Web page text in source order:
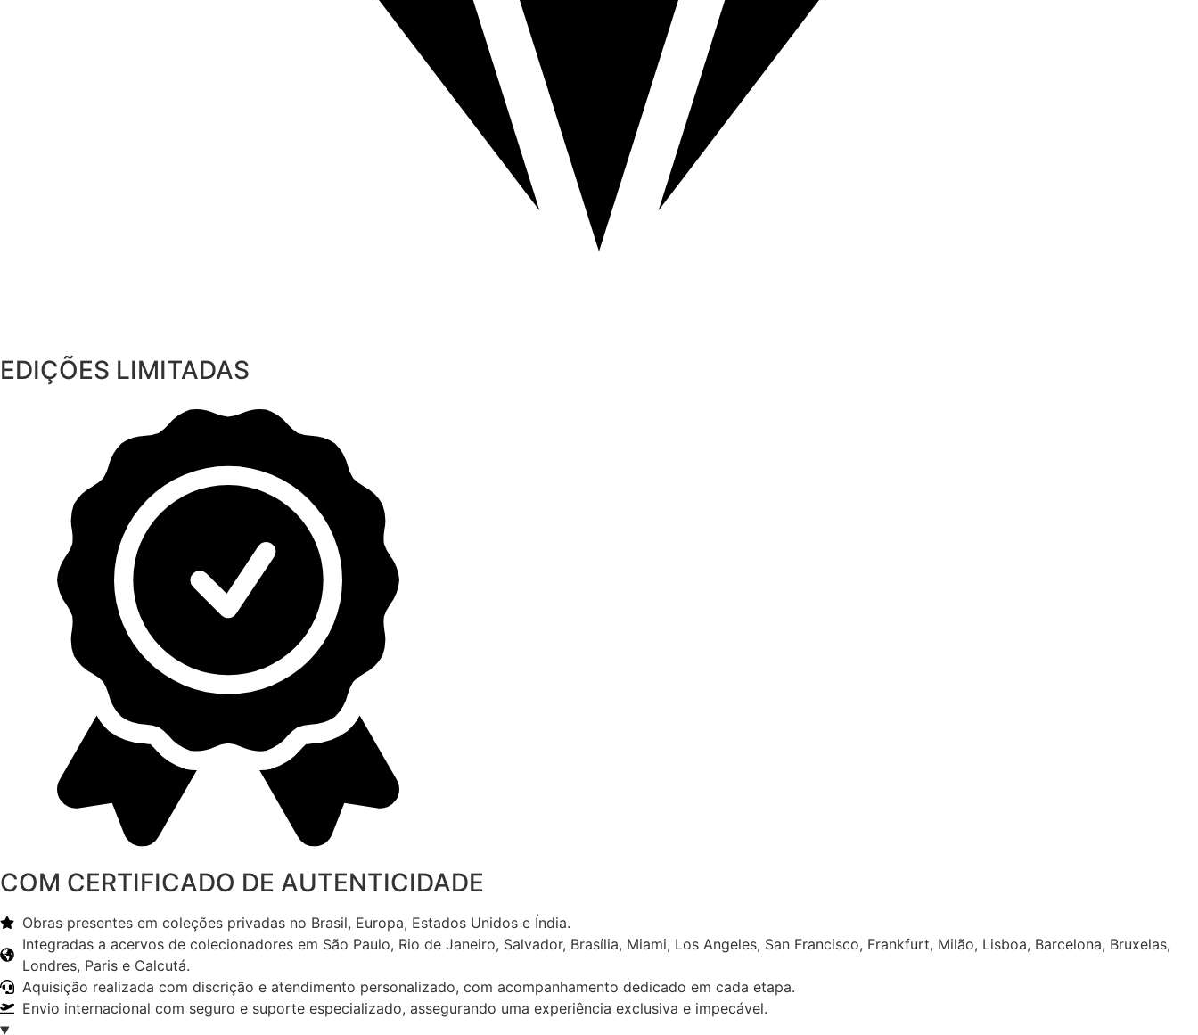
EDIÇÕES LIMITADAS
COM CERTIFICADO DE AUTENTICIDADE
Obras presentes em coleções privadas no Brasil, Europa, Estados Unidos e Índia.
Integradas a acervos de colecionadores em São Paulo, Rio de Janeiro, Salvador, Brasília, Miami, Los Angeles, San Francisco, Frankfurt, Milão, Lisboa, Barcelona, Bruxelas,
Londres, Paris e Calcutá.
Aquisição realizada com discrição e atendimento personalizado, com acompanhamento dedicado em cada etapa.
Envio internacional com seguro e suporte especializado, assegurando uma experiência exclusiva e impecável.